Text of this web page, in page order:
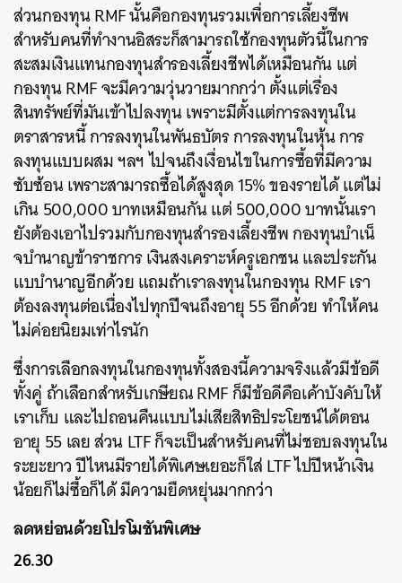
ส่วนกองทุน RMF นั้นคือกองทุนรวมเพื่อการเลี้ยงชีพ
สำหรับคนที่ทำงานอิสระก็สามารถใช้กองทุนตัวนี้ในการ
สะสมเงินแทนกองทุนสำรองเลี้ยงชีพได้เหมือนกัน แต่
กองทุน RMF จะมีความวุ่นวายมากกว่า ตั้งแต่เรื่อง
สินทรัพย์ที่มันเข้าไปลงทุน เพราะมีตั้งแต่การลงทุนใน
ตราสารหนี้ การลงทุนในพันธบัตร การลงทุนในหุ้น การ
ลงทุนแบบผสม ฯลฯ ไปจนถึงเงื่อนไขในการซื้อที่มีความ
ซับซ้อน เพราะสามารถซื้อได้สูงสุด 15% ของรายได้ แต่ไม่
เกิน 500,000 บาทเหมือนกัน แต่ 500,000 บาทนั้นเรา
ยังต้องเอาไปรวมกับกองทุนสำรองเลี้ยงชีพ กองทุนบำเน็
จบำนาญข้าราชการ เงินสงเคราะห์ครูเอกชน และประกัน
แบบำนาญอีกด้วย แถมถ้าเราลงทุนในกองทุน RMF เรา
ต้องลงทุนต่อเนื่องไปทุกปีจนถึงอายุ 55 อีกด้วย ทำให้คน
ไม่ค่อยนิยมเท่าไรนัก
ซึ่งการเลือกลงทุนในกองทุนทั้งสองนี้ความจริงแล้วมีข้อดี
ทั้งคู่ ถ้าเลือกสำหรับเกษียณ RMF ก็มีข้อดีคือเค้าบังคับให้
เราเก็บ และไปถอนคืนแบบไม่เสียสิทธิประโยชน์ได้ตอน
อายุ 55 เลย ส่วน LTF ก็จะเป็นสำหรับคนที่ไม่ชอบลงทุนใน
ระยะยาว ปีไหนมีรายได้พิเศษเยอะก็ใส่ LTF ไปปีหน้าเงิน
น้อยก็ไม่ซื้อก็ได้ มีความยืดหยุ่นมากกว่า
ลดหย่อนด้วยโปรโมชันพิเศษ
26.30